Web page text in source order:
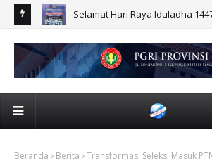
Selamat Hari Raya Iduladha
Beranda Berita Transformasi Seleksi Masuk